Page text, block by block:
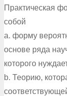
Практическая
собой
a. форму
основе ряда
которого
b. Теорию,